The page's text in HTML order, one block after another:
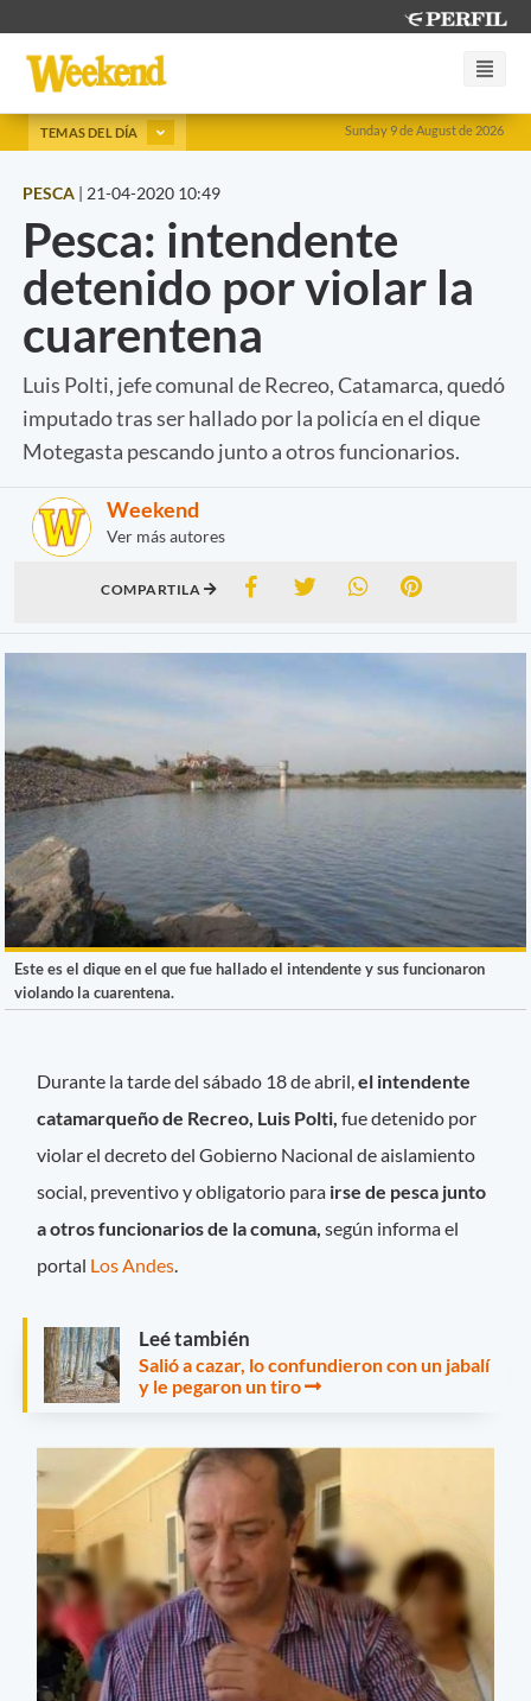
Sunday 9 de August de 2026
TEMAS DEL DÍA
PESCA | 21-04-2020 10:49
Pesca: intendente
detenido por violar la
cuarentena
Luis Polti, jefe comunal de Recreo, Catamarca, quedó
imputado tras ser hallado por la policía en el dique
Motegasta pescando junto a otros funcionarios.
Weekend
Ver más autores
COMPARTILA
Este es el dique en el que fue hallado el intendente y sus funcionaron
violando la cuarentena.
Durante la tarde del sábado 18 de abril,el intendente
catamarqueño de Recreo, Luis Polti,fue detenido por
violar el decreto del Gobierno Nacional de aislamiento
social, preventivo y obligatorio para irse de pesca junto
a otros funcionarios de la comuna, según informa el
portal Los Andes
Leé también
Salió a cazar, lo confundieron con un jabalí
y le pegaron un tiro